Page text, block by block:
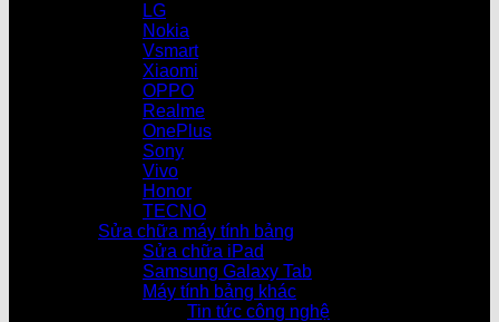
LG
Nokia
Vsmart
Xiaomi
OPPO
Realme
OnePlus
Sony
Vivo
Honor
TECNO
Sửa chữa máy tính bảng
Sửa chữa iPad
Samsung Galaxy Tab
Máy tính bảng khác
Tin tức công nghệ